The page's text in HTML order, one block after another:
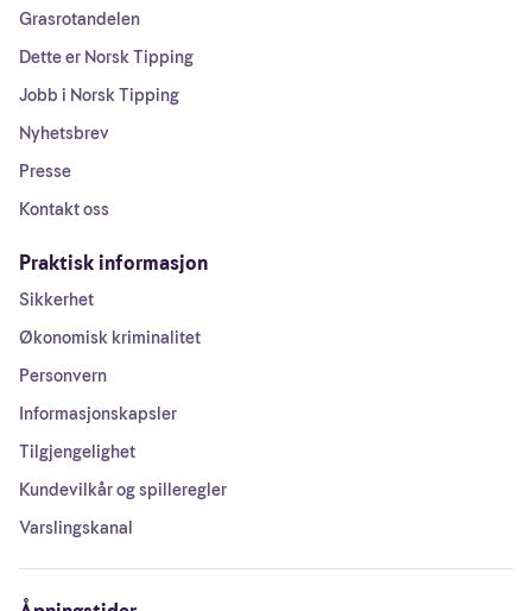
Grasrotandelen
Dette er Norsk Tipping
Jobb i Norsk Tipping
Nyhetsbrev
Presse
Kontakt oss
Praktisk informasjon
Sikkerhet
Økonomisk kriminalitet
Personvern
Informasjonskapsler
Tilgjengelighet
Kundevilkår og spilleregler
Varslingskanal